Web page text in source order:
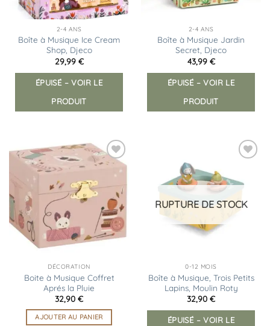
2-4 ANS
Boîte à Musique Ice Cream
Shop, Djeco
29,99 €
ÉPUISÉ – VOIR LE
PRODUIT
2-4 ANS
Boîte à Musique Jardin
Secret, Djeco
43,99 €
ÉPUISÉ – VOIR LE
PRODUIT
Ajouter
à la
d’envies
DÉCORATION
Boite à Musique Coffret
Aprés la Pluie
32,90 €
AJOUTER AU PANIER
liste
RUPTURE DE STOCK
0-12 MOIS
Boîte à Musique, Trois Petits
Lapins, Moulin Roty
32,90 €
ÉPUISÉ – VOIR LE